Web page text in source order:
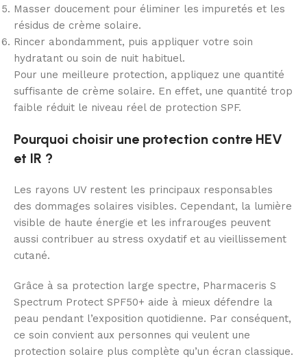
Masser doucement pour éliminer les impuretés et les
résidus de crème solaire.
Rincer abondamment, puis appliquer votre soin
hydratant ou soin de nuit habituel.
Pour une meilleure protection, appliquez une quantité
suffisante de crème solaire. En effet, une quantité trop
faible réduit le niveau réel de protection SPF.
Pourquoi choisir une protection contre HEV
et IR ?
Les rayons UV restent les principaux responsables
des dommages solaires visibles. Cependant, la lumière
visible de haute énergie et les infrarouges peuvent
aussi contribuer au stress oxydatif et au vieillissement
cutané.
Grâce à sa protection large spectre, Pharmaceris S
Spectrum Protect SPF50+ aide à mieux défendre la
peau pendant l’exposition quotidienne. Par conséquent,
ce soin convient aux personnes qui veulent une
protection solaire plus complète qu’un écran classique.